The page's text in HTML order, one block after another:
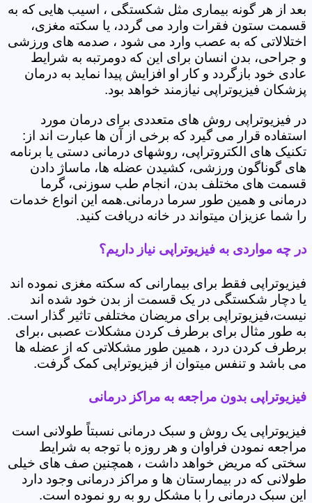
بعد از هر گونه بیماری مثل شکستگی ، اسیب هایی که به
قسمت ستون فقرات وارد می گردد، یا سکته مغزی،
اختلالاتی که به عصب وارد می شود ، صدمه های ورزشی
و جراحی، بدن انسان برای این که دومرتبه به شرایط
عادی خود بازگردد و کار او افزایش پیدا نماید به درمان
پزشکان فیزیوتراپی نیازمند خواهد بود.
در فیزیوتراپی روش های متعددی برای درمان مورد
استفاده قرار می گیرد که برخی از آن ها عبارت اند از:
تکنیک های الکتروتراپی، روشهای درمانی دستی یا برنامه
های گوناگون ورزشی، کشیدن عضله ها، ماساژ دادن
قسمت های مختلف بدن، انجام طب سوزنی، گرما
درمانی و همین طور سرما درمانی.همه این انواع خدمات
را شما عزیزان میتواند در خانه دریافت کنید.
در چه مواردی به فیزیوتراپی نیاز داریم؟
فیزیوتراپی فقط برای بیمارانی که سکته مغزی نموده اند
یا دچار شکستگی در یک قسمت از بدن خود شده اند
نیست،فیزیوتراپی برای مریضان مختلفی تاثیر گذار است.
به طور مثال برای برطرف کردن مشکلات عصبی ،برای
برطرف کردن درد ، همین طور مشکلاتی که از عضله ها
می باشد و تنفس میتوان از فیزیوتراپی کمک گرفت.
فیزیوتراپی بدون مراجعه به مراکز درمانی
فیزیوتراپی یک روش و سبک درمانی نسبتاً طولانی است
مراجعه نمودن فراوان و هر روزه با توجه به شرایط
سختی که مریض خواهد داشت ، همچنین صف های خیلی
طولانی که در بیمارستان ها و مراکز درمانی وجود دارد
این سبک درمانی را با مشکل رو به رو نموده است.